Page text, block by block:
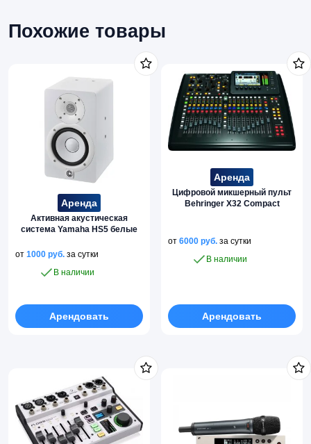
Похожие товары
Аренда
Активная акустическая
система Yamaha HS5 белые
от 1000 руб. за сутки
В наличии
Арендовать
Аренда
Цифровой микшерный пульт
Behringer X32 Compact
от6000руб. за сутки
В наличии
Арендовать